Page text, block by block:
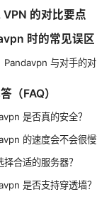
VPN 的对比要点
时的常见误区
Pandavpn 与对手的对
（FAQ）
是否真的安全？
的速度会不会很慢
择合适的服务器？
是否支持穿透墙？